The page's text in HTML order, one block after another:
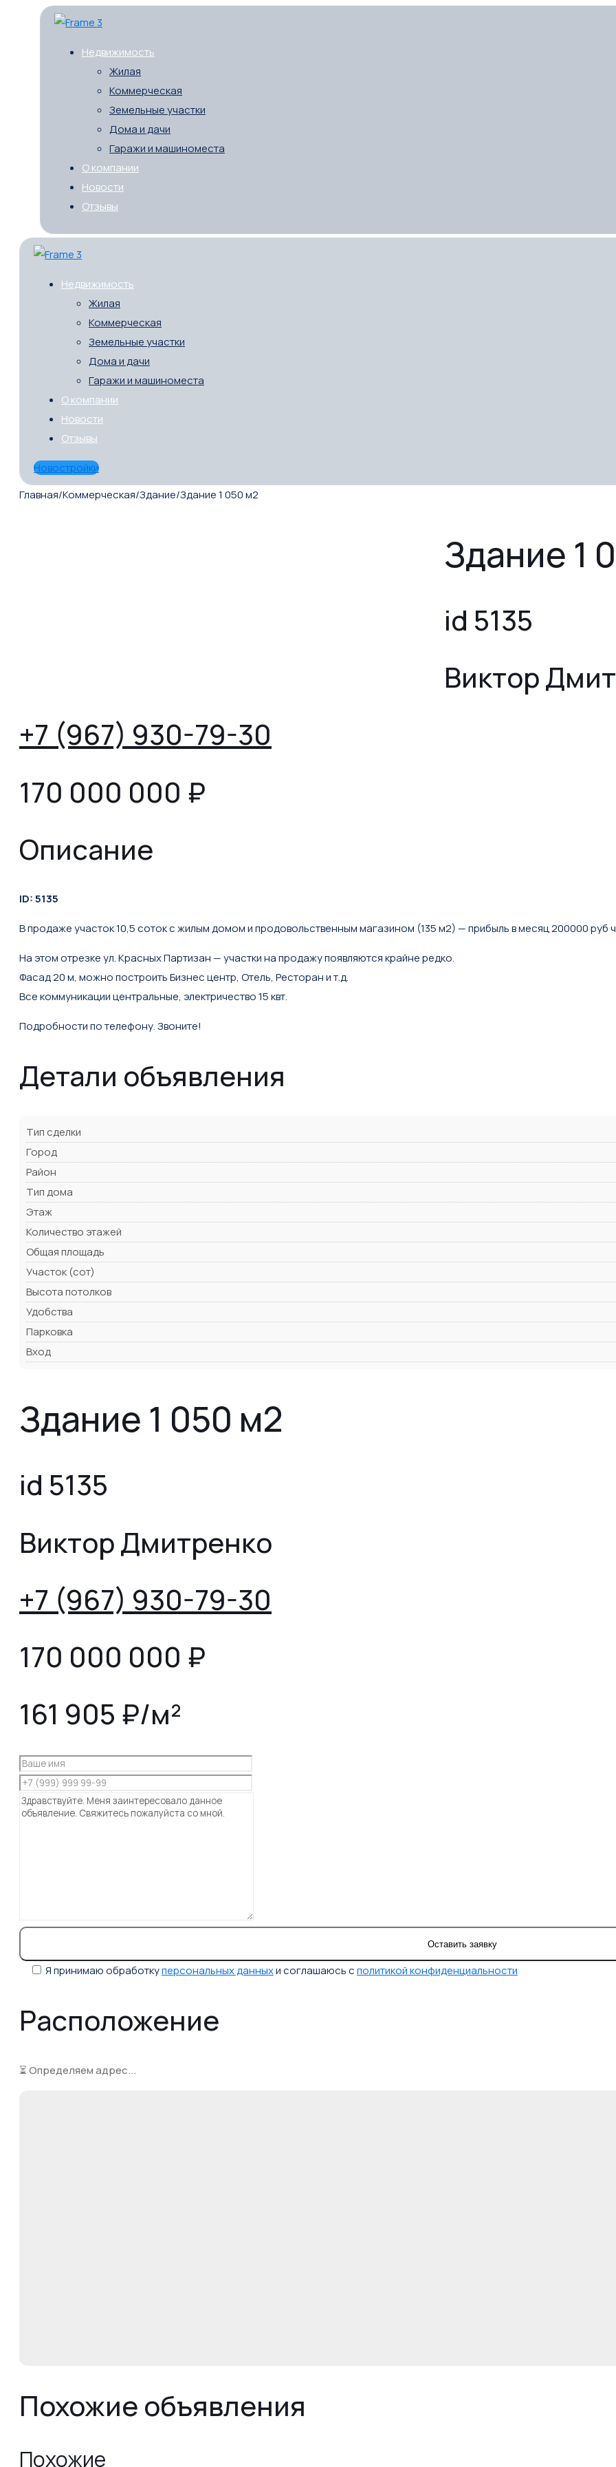
Недвижимость
Жилая
Коммерческая
Земельные участки
Дома и дачи
Гаражи и машиноместа
О компании
Новости
Отзывы
Недвижимость
Жилая
Коммерческая
Земельные участки
Дома и дачи
Гаражи и машиноместа
О компании
Новости
Отзывы
Новостройки
Главная/Коммерческая/Здание/Здание 1 050 м2
Здание 1
id 5135
Виктор
+7 (967) 930-79-30
170 000 000 ₽
Описание
ID: 5135
В продаже участок 10,5 соток с жилым домом и продовольственным магазином (135 м2) — прибыль в месяц 200000 руб
На этом отрезке ул. Красных Партизан — участки на продажу появляются крайне редко.
Фасад 20 м, можно построить Бизнес центр, Отель, Ресторан и т.д.
Все коммуникации центральные, электричество 15 квт.
Подробности по телефону. Звоните!
Детали объявления
Тип сделки
Город
Район
Тип дома
Этаж
Количество этажей
Общая площадь
Участок (сот)
Высота потолков
Удобства
Парковка
Вход
Здание 1 050 м2
id 5135
Виктор Дмитренко
+7 (967) 930-79-30
170 000 000 ₽
161 905 ₽/м²
Я принимаю обработкуперсональных данныхи соглашаюсь сполитикой конфиденциальности
Расположение
⏳ Определяем адрес...
Похожие объявления
Похожие